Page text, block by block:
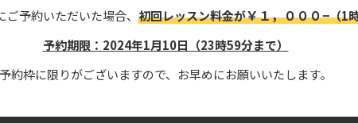
予約いただいた場合、 初回レッスン料金が￥１，０００−（1
予約期限：2024年1月10日（23時59分まで）
予約枠に限りがございますので、お早めにお願いいたします。